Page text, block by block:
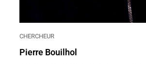
CHERCHEUR
Pierre Bouilhol